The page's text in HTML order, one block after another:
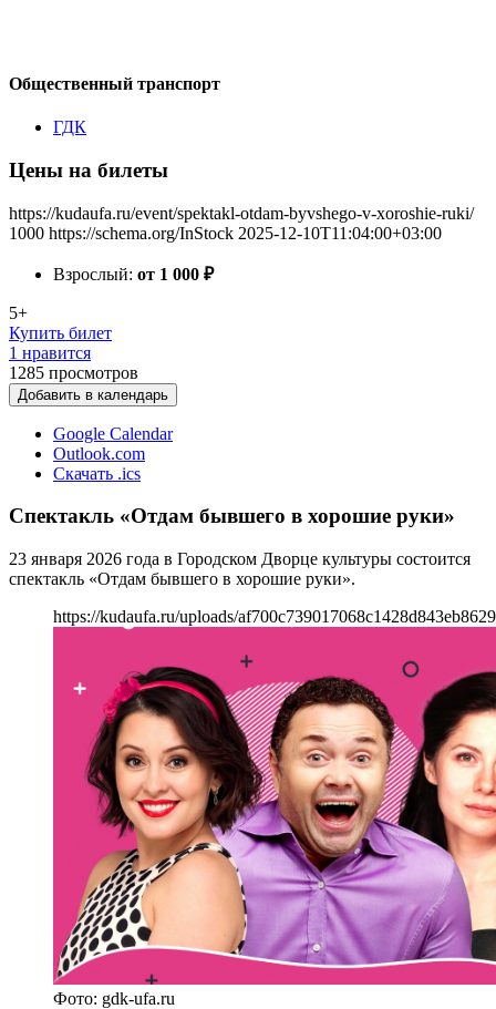
Общественный транспорт
ГДК
Цены на билеты
https://kudaufa.ru/event/spektakl-otdam-byvshego-v-xoroshie-ruki/
1000 https://schema.org/InStock 2025-12-10T11:04:00+03:00
Взрослый: от 1 000 ₽
5+
Купить билет
1 нравится
1285 просмотров
Добавить в календарь
Google Calendar
Outlook.com
Скачать .ics
Спектакль «Отдам бывшего в хорошие руки»
23 января 2026 года в Городском Дворце культуры состоится
спектакль «Отдам бывшего в хорошие руки».
https://kudaufa.ru/uploads/
Фото: gdk-ufa.ru